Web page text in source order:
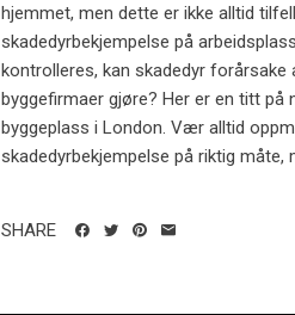
hjemmet, men dette er ikke alltid
skadedyrbekjempelse på
kontrolleres, kan skadedyr forårsake
byggefirmaer gjøre? Her er en titt på
byggeplass i London. Vær alltid
skadedyrbekjempelse på riktig
SHARE